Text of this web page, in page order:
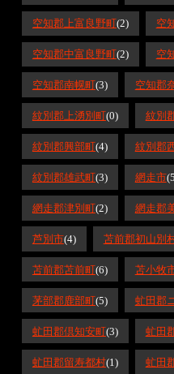
空知郡上富良野町(2) 空
空知郡中富良野町(2) 空
空知郡南幌町(3) 空知郡
紋別郡上湧別町(0) 紋別
紋別郡興部町(4) 紋別郡
紋別郡雄武町(3) 網走市
網走郡津別町(2) 網走郡
芦別市(4) 苫前郡初山別
苫前郡苫前町(6) 苫小牧
茅部郡鹿部町(5) 虻田郡
虻田郡倶知安町(3) 虻田
虻田郡留寿都村(1) 虻田